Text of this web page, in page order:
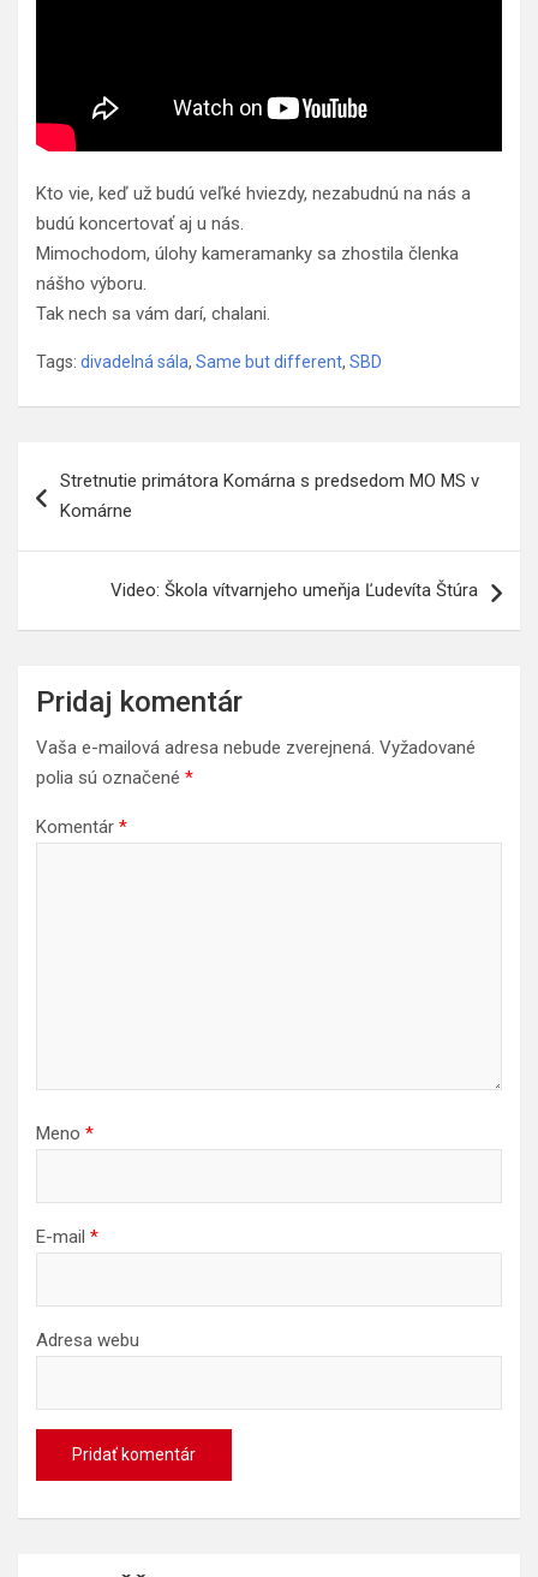
Kto vie, keď už budú veľké hviezdy, nezabudnú na nás a
budú koncertovať aj u nás.
Mimochodom, úlohy kameramanky sa zhostila členka
nášho výboru.
Tak nech sa vám darí, chalani.
Tags: divadelná sála, Same but different, SBD
Stretnutie primátora Komárna s predsedom MO MS v
Komárne
Video: Škola vítvarnjeho umeňja Ľudevíta Štúra
Pridaj komentár
Vaša e-mailová adresa nebude zverejnená. Vyžadované
polia sú označené *
Komentár *
Meno *
E-mail *
Adresa webu